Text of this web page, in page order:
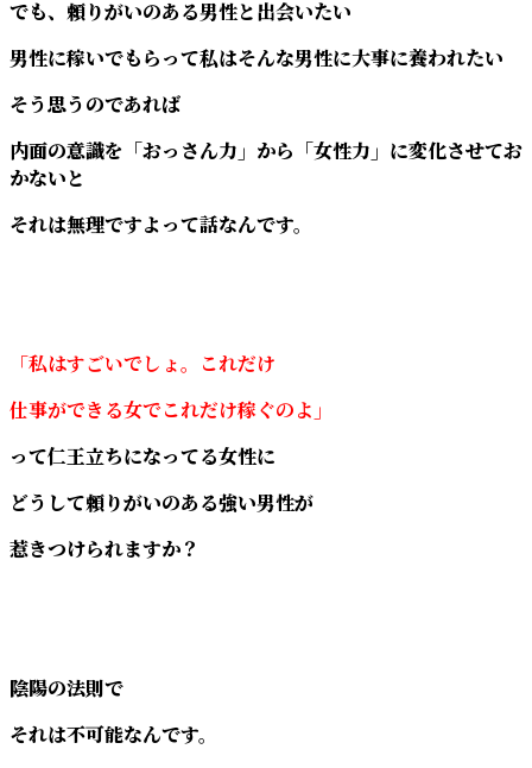
でも、頼りがいのある男性と出会いたい
男性に稼いでもらって私はそんな男性に大事に養われたい
そう思うのであれば
内面の意識を「おっさん力」から「女性力」に変化させてお
かないと
それは無理ですよって話なんです。
「私はすごいでしょ。これだけ
仕事ができる女でこれだけ稼ぐのよ」
って仁王立ちになってる女性に
どうして頼りがいのある強い男性が
惹きつけられますか？
陰陽の法則で
それは不可能なんです。